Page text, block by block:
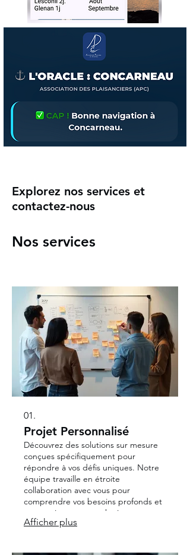
Explorez nos services et
contactez-nous
Nos services
01.
Projet Personnalisé
Découvrez des solutions sur mesure
conçues spécifiquement pour
répondre à vos défis uniques. Notre
équipe travaille en étroite
collaboration avec vous pour
comprendre vos besoins profonds et
concevoir une approche innovante.
Nous nous engageons à livrer un
Afficher plus